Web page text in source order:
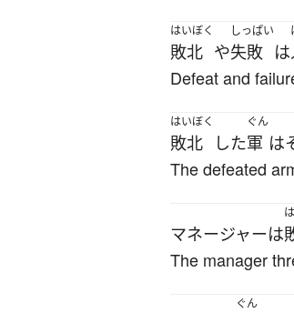
はいぼく
敗北 や
しっぱい
失敗 は
Defeat and
はいぼく
敗北 した
ぐん
軍 は
The defeated
マネージャーは
The manager
ぐん